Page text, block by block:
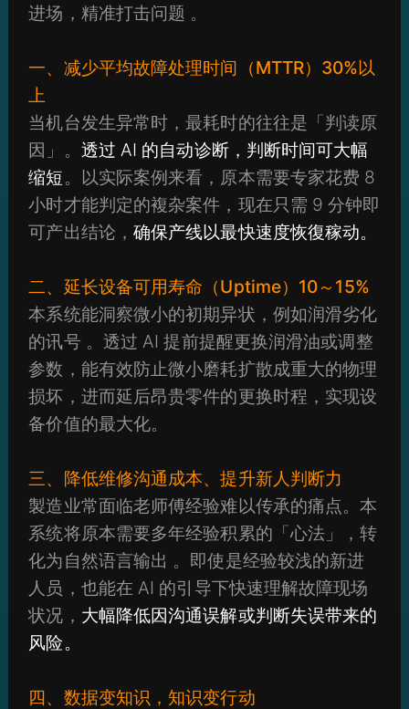
进场，精准打击问题 。
一、减少平均故障处理时间（MTTR）30%以
上
当机台发生异常时，最耗时的往往是「判读原
因」。 透过 AI 的自动诊断，判断时间可大幅
缩短。以实际案例来看，原本需要专家花费 8
小时才能判定的複杂案件，现在只需 9 分钟即
可产出结论， 确保产线以最快速度恢復稼动。
二、延长设备可用寿命（Uptime）10～15%
本系统能洞察微小的初期异状，例如润滑劣化
的讯号 。透过 AI 提前提醒更换润滑油或调整
参数，能有效防止微小磨耗扩散成重大的物理
损坏，进而延后昂贵零件的更换时程，实现设
备价值的最大化。
三、降低维修沟通成本、提升新人判断力
製造业常面临老师傅经验难以传承的痛点。本
系统将原本需要多年经验积累的「心法」，转
化为自然语言输出 。即使是经验较浅的新进
人员，也能在 AI 的引导下快速理解故障现场
状况， 大幅降低因沟通误解或判断失误带来的
风险。
四、数据变知识，知识变行动